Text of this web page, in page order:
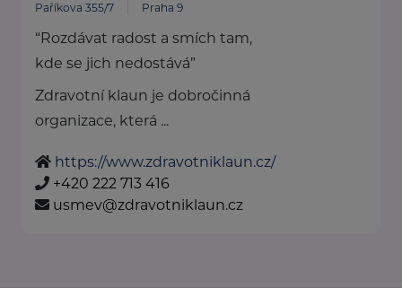
Paříkova 355/7 Praha 9
“Rozdávat radost a smích tam,
kde se jich nedostává”
Zdravotní klaun je dobročinná
organizace, která ...
https://www.zdravotniklaun.cz/
+420 222 713 416
usmev@zdravotniklaun.cz